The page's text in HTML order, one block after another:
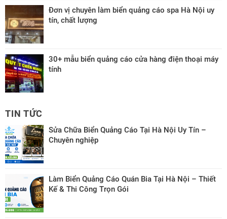
Đơn vị chuyên làm biển quảng cáo spa Hà Nội uy
tín, chất lượng
30+ mẫu biển quảng cáo cửa hàng điện thoại máy
tính
TIN TỨC
Sửa Chữa Biển Quảng Cáo Tại Hà Nội Uy Tín –
Chuyên nghiệp
Làm Biển Quảng Cáo Quán Bia Tại Hà Nội – Thiết
Kế & Thi Công Trọn Gói